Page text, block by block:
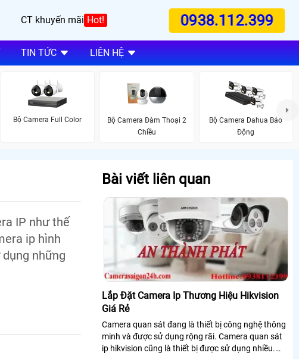
CT khuyến mãi Hot! 0938.112.399
TIN TỨC LIÊN HỆ
Bộ Camera Full Color
Bộ Camera Đàm Thoại 2
Chiều
Bộ Camera Dahua Báo
Động
IP như thế
ip hình
những
Bài viết liên quan
Lắp Đặt Camera Ip Thương Hiệu Hikvision
Giá Rẻ
Camera quan sát đang là thiết bị công nghệ thông
minh và được sử dụng rộng rãi. Camera quan sát
ip hikvision cũng là thiết bị được sử dụng nhiều.